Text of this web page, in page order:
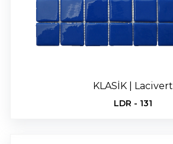
tr
KLASİK | Lacivert
LDR - 131